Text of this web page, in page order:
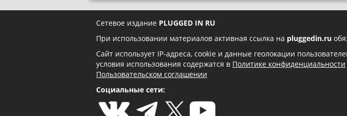
Сетевое издание PLUGGED IN RU
При использовании материалов активная ссылка на pluggedin.ru
Сайт использует IP-адреса, cookie и данные геолокации
условия использования содержатся в Политике конфиденциальности
Пользовательском соглашении
Социальные сети: